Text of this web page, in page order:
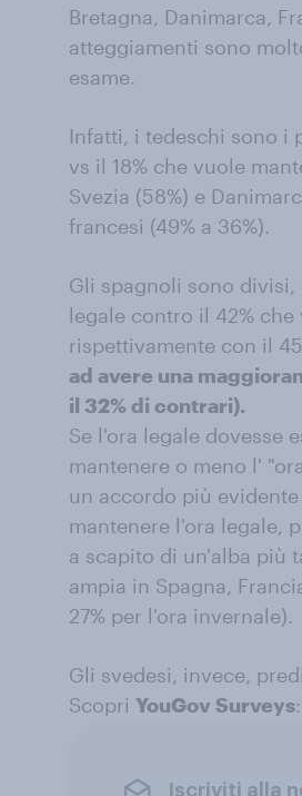
Bretagna, Danimarca,
atteggiamenti sono
esame.
Infatti, i tedeschi sono i
vs il 18% che vuole
Svezia (58%) e
francesi (49% a 36%).
Gli spagnoli sono
legale contro il 42%
rispettivamente con il
ad avere una
il 32% di contrari).
Se l'ora legale dovesse
mantenere o meno l'
un accordo più
mantenere l'ora legale,
a scapito di un'alba più
ampia in Spagna,
27% per l'ora invernale).
Gli svedesi, invece,
Scopri YouGov Surveys:
Iscriviti alla